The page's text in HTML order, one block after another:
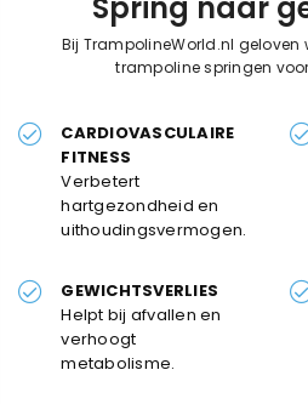
Bij TrampolineWorld.nl geloven
trampoline springen
CARDIOVASCULAIRE
FITNESS
Verbetert
hartgezondheid en
uithoudingsvermogen.
GEWICHTSVERLIES
Helpt bij afvallen en
verhoogt
metabolisme.